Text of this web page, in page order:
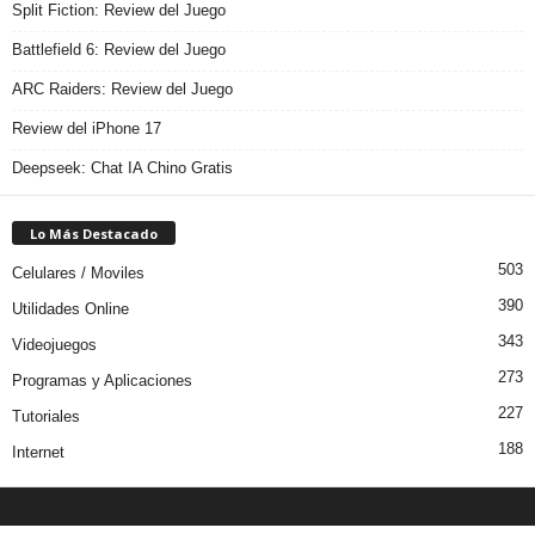
Split Fiction: Review del Juego
Battlefield 6: Review del Juego
ARC Raiders: Review del Juego
Review del iPhone 17
Deepseek: Chat IA Chino Gratis
Lo Más Destacado
Celulares / Moviles 503
Utilidades Online 390
Videojuegos 343
Programas y Aplicaciones 273
Tutoriales 227
Internet 188